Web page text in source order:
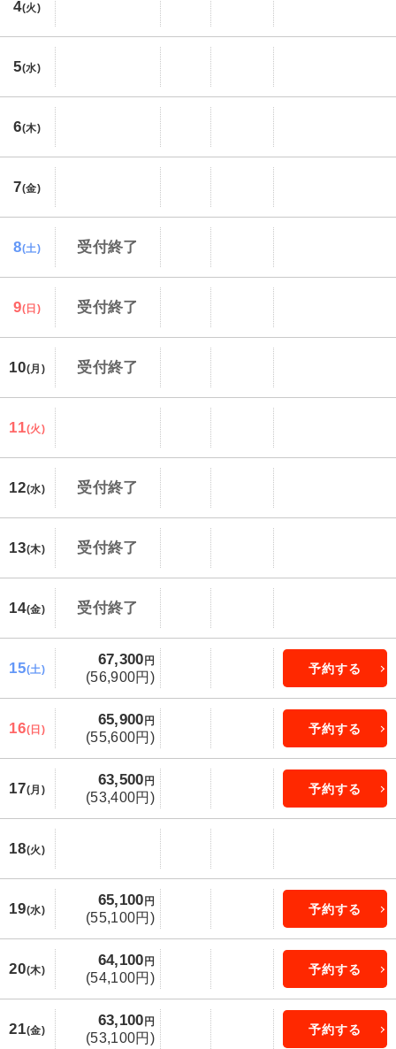
4(火)
5(水)
6(木)
7(金)
8(土) 受付終了
9(日) 受付終了
10(月) 受付終了
11(火)
12(水) 受付終了
13(木) 受付終了
14(金) 受付終了
15(土)
67,300 円
(56,900円)
予約する
16(日)
65,900 円
(55,600円)
予約する
17(月)
63,500 円
(53,400円)
予約する
18(火)
19(水)
65,100 円
(55,100円)
予約する
20(木)
64,100 円
(54,100円)
予約する
21(金)
63,100 円
(53,100円)
予約する